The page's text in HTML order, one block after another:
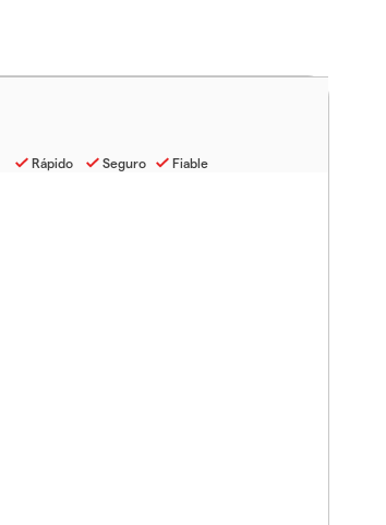
Rápido Seguro Fiable